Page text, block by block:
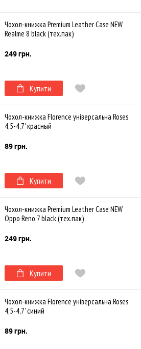
Чохол-книжка Premium Leather Case NEW
Realme 8 black (тех.пак)
249 грн.
Купити
Чохол-книжка Florence універсальна Roses
4,5-4,7' красный
89 грн.
Купити
Чохол-книжка Premium Leather Case NEW
Oppo Reno 7 black (тех.пак)
249 грн.
Купити
Чохол-книжка Florence універсальна Roses
4,5-4,7' синий
89 грн.